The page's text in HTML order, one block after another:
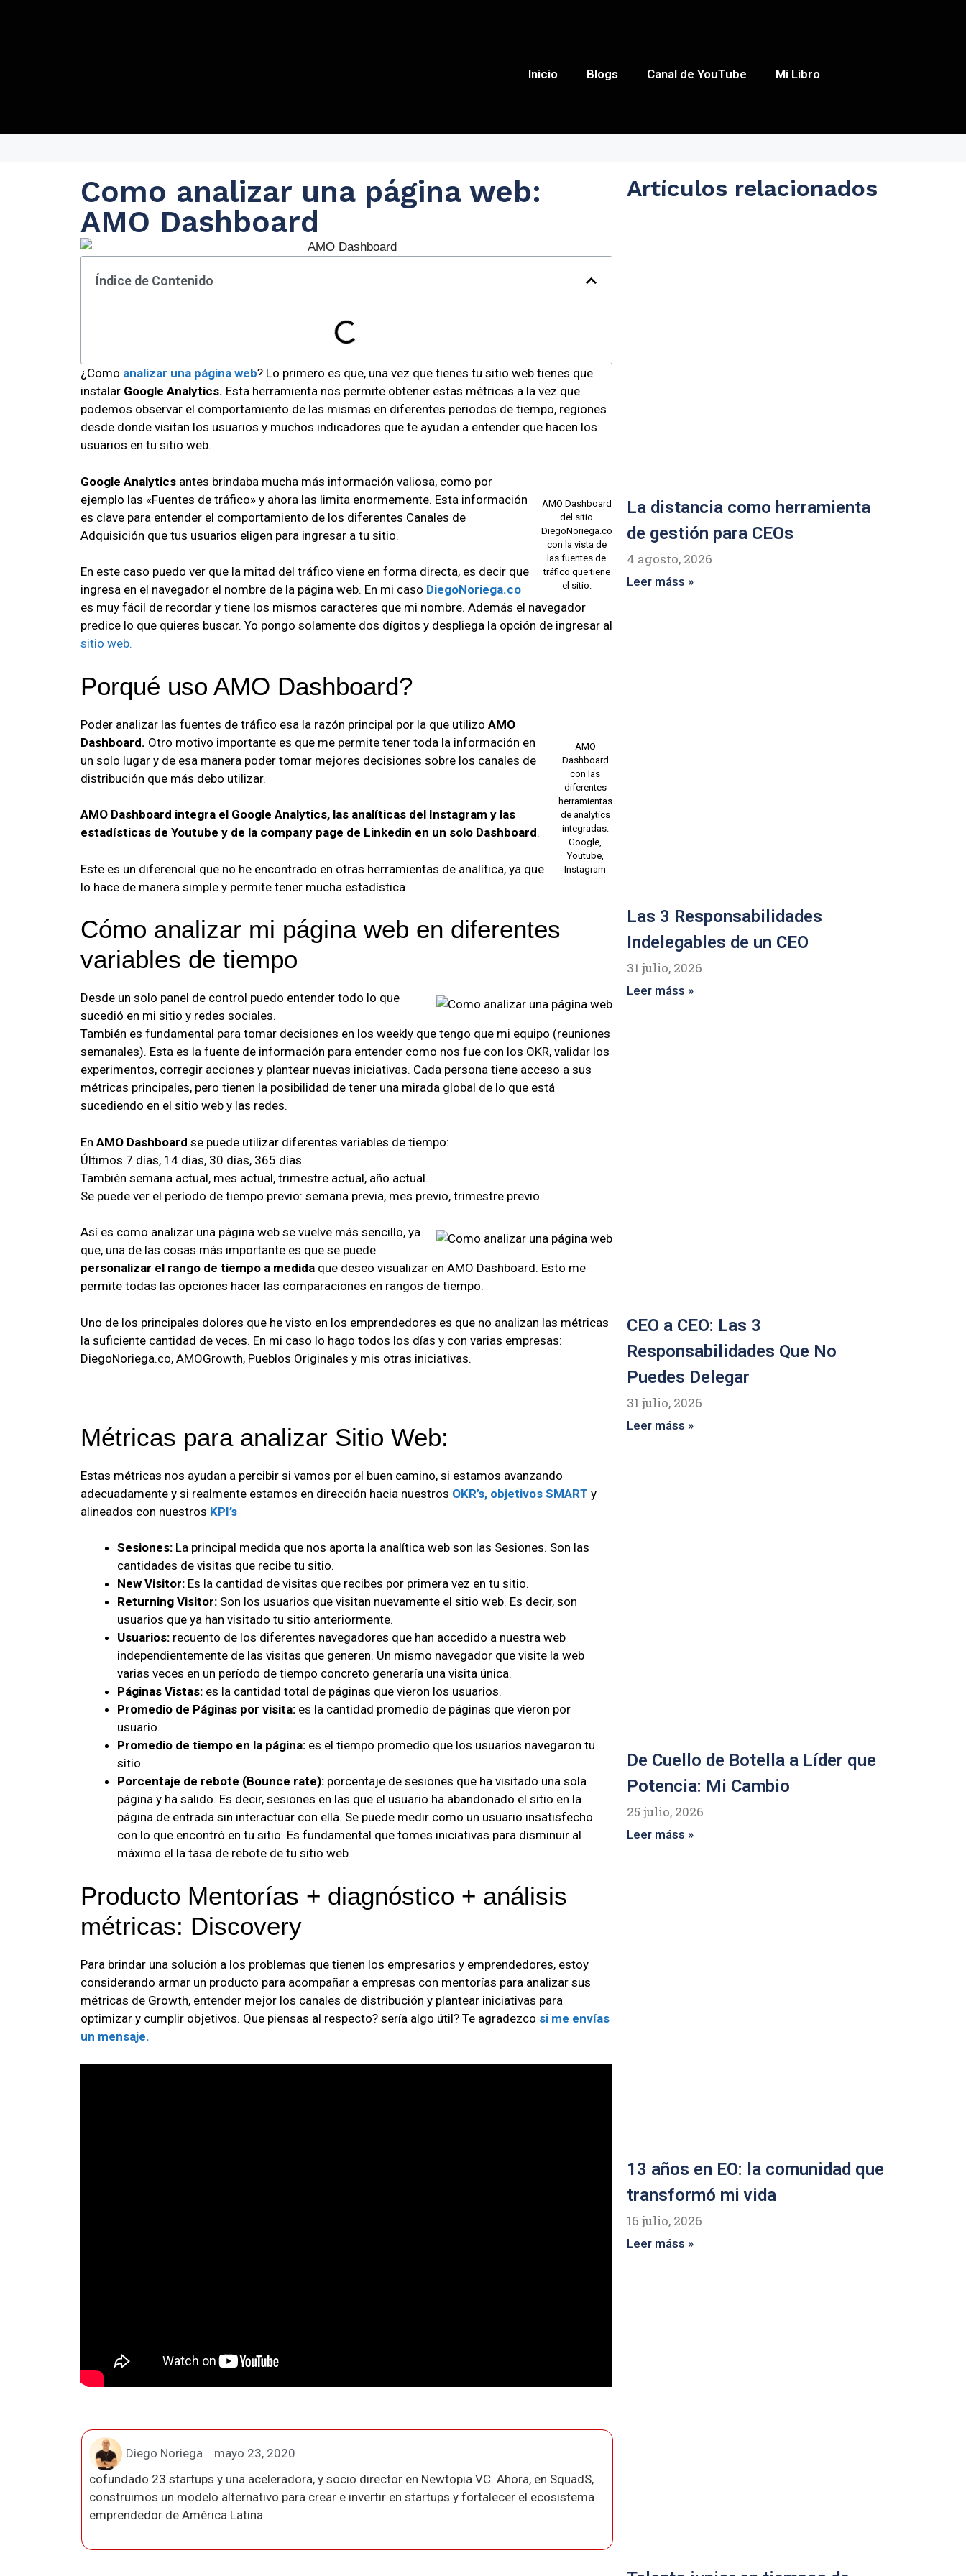
Inicio Blogs Canal de YouTube Mi Libro
Como analizar una página web:
AMO Dashboard
Índice de Contenido
¿Como analizar una página web? Lo primero es que, una vez que tienes tu sitio web tienes que
instalar Google Analytics. Esta herramienta nos permite obtener estas métricas a la vez que
podemos observar el comportamiento de las mismas en diferentes periodos de tiempo, regiones
desde donde visitan los usuarios y muchos indicadores que te ayudan a entender que hacen los
usuarios en tu sitio web.
AMO Dashboard
del sitio
DiegoNoriega.co
con la vista de
las fuentes de
tráfico que tiene
el sitio.
Google Analytics antes brindaba mucha más información valiosa, como por
ejemplo las «Fuentes de tráfico» y ahora las limita enormemente. Esta información
es clave para entender el comportamiento de los diferentes Canales de
Adquisición que tus usuarios eligen para ingresar a tu sitio.
En este caso puedo ver que la mitad del tráfico viene en forma directa, es decir que
ingresa en el navegador el nombre de la página web. En mi caso DiegoNoriega.co
es muy fácil de recordar y tiene los mismos caracteres que mi nombre. Además el navegador
predice lo que quieres buscar. Yo pongo solamente dos dígitos y despliega la opción de ingresar al
sitio web.
Porqué uso AMO Dashboard?
AMO
Dashboard
con las
diferentes
herramientas
de analytics
integradas:
Google,
Youtube,
Instagram
Poder analizar las fuentes de tráfico esa la razón principal por la que utilizo AMO
Dashboard. Otro motivo importante es que me permite tener toda la información en
un solo lugar y de esa manera poder tomar mejores decisiones sobre los canales de
distribución que más debo utilizar.
AMO Dashboard integra el Google Analytics, las analíticas del Instagram y las
estadísticas de Youtube y de la company page de Linkedin en un solo Dashboard.
Este es un diferencial que no he encontrado en otras herramientas de analítica, ya que
lo hace de manera simple y permite tener mucha estadística
Cómo analizar mi página web en diferentes
variables de tiempo
Desde un solo panel de control puedo entender todo lo que
sucedió en mi sitio y redes sociales.
También es fundamental para tomar decisiones en los weekly que tengo que mi equipo (reuniones
semanales). Esta es la fuente de información para entender como nos fue con los OKR, validar los
experimentos, corregir acciones y plantear nuevas iniciativas. Cada persona tiene acceso a sus
métricas principales, pero tienen la posibilidad de tener una mirada global de lo que está
sucediendo en el sitio web y las redes.
En AMO Dashboard se puede utilizar diferentes variables de tiempo:
Últimos 7 días, 14 días, 30 días, 365 días.
También semana actual, mes actual, trimestre actual, año actual.
Se puede ver el período de tiempo previo: semana previa, mes previo, trimestre previo.
Así es como analizar una página web se vuelve más sencillo, ya
que, una de las cosas más importante es que se puede
personalizar el rango de tiempo a medida que deseo visualizar en AMO Dashboard. Esto me
permite todas las opciones hacer las comparaciones en rangos de tiempo.
Uno de los principales dolores que he visto en los emprendedores es que no analizan las métricas
la suficiente cantidad de veces. En mi caso lo hago todos los días y con varias empresas:
DiegoNoriega.co, AMOGrowth, Pueblos Originales y mis otras iniciativas.
Métricas para analizar Sitio Web:
Estas métricas nos ayudan a percibir si vamos por el buen camino, si estamos avanzando
adecuadamente y si realmente estamos en dirección hacia nuestros OKR’s, objetivos SMART y
alineados con nuestros KPI’s
Sesiones: La principal medida que nos aporta la analítica web son las Sesiones. Son las
cantidades de visitas que recibe tu sitio.
New Visitor: Es la cantidad de visitas que recibes por primera vez en tu sitio.
Returning Visitor: Son los usuarios que visitan nuevamente el sitio web. Es decir, son
usuarios que ya han visitado tu sitio anteriormente.
Usuarios: recuento de los diferentes navegadores que han accedido a nuestra web
independientemente de las visitas que generen. Un mismo navegador que visite la web
varias veces en un período de tiempo concreto generaría una visita única.
Páginas Vistas: es la cantidad total de páginas que vieron los usuarios.
Promedio de Páginas por visita: es la cantidad promedio de páginas que vieron por
usuario.
Promedio de tiempo en la página: es el tiempo promedio que los usuarios navegaron tu
sitio.
Porcentaje de rebote (Bounce rate): porcentaje de sesiones que ha visitado una sola
página y ha salido. Es decir, sesiones en las que el usuario ha abandonado el sitio en la
página de entrada sin interactuar con ella. Se puede medir como un usuario insatisfecho
con lo que encontró en tu sitio. Es fundamental que tomes iniciativas para disminuir al
máximo el la tasa de rebote de tu sitio web.
Producto Mentorías + diagnóstico + análisis
métricas: Discovery
Para brindar una solución a los problemas que tienen los empresarios y emprendedores, estoy
considerando armar un producto para acompañar a empresas con mentorías para analizar sus
métricas de Growth, entender mejor los canales de distribución y plantear iniciativas para
optimizar y cumplir objetivos. Que piensas al respecto? sería algo útil? Te agradezco si me envías
un mensaje.
Diego Noriega
mayo 23, 2020
cofundado 23 startups y una aceleradora, y socio director en Newtopia VC. Ahora, en SquadS,
construimos un modelo alternativo para crear e invertir en startups y fortalecer el ecosistema
emprendedor de América Latina
Artículos relacionados
La distancia como herramienta
de gestión para CEOs
4 agosto, 2026
Leer máss »
Las 3 Responsabilidades
Indelegables de un CEO
31 julio, 2026
Leer máss »
CEO a CEO: Las 3
Responsabilidades Que No
Puedes Delegar
31 julio, 2026
Leer máss »
De Cuello de Botella a Líder que
Potencia: Mi Cambio
25 julio, 2026
Leer máss »
13 años en EO: la comunidad que
transformó mi vida
16 julio, 2026
Leer máss »